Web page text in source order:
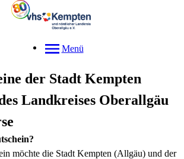
Menü
der Stadt Kempten
Landkreises Oberallgäu
möchte die Stadt Kempten (Allgäu) und der